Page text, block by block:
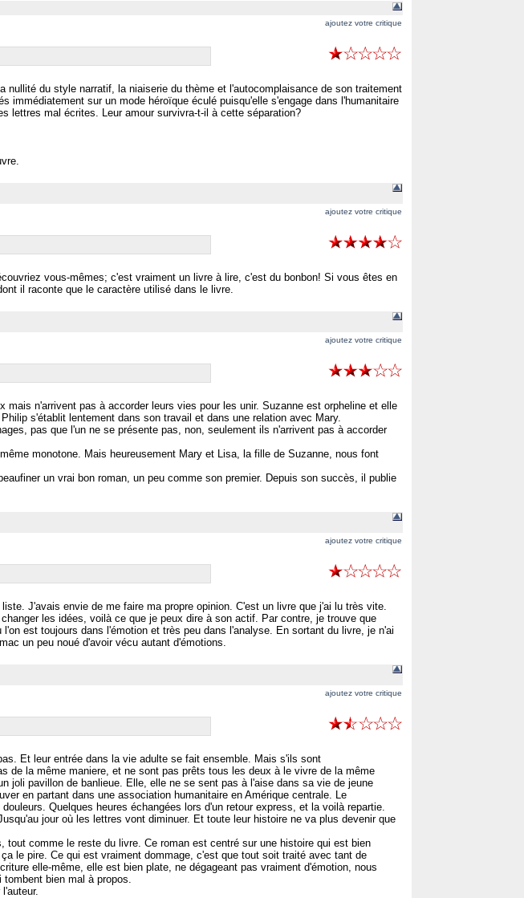
ajoutez votre critique
du style narratif, la niaiserie du thème et l'autocomplaisance de son traitement
sur un mode héroïque éculé puisqu'elle s'engage dans l'humanitaire
lettres mal écrites. Leur amour survivra-t-il à cette séparation?
ajoutez votre critique
vous-mêmes; c'est vraiment un livre à lire, c'est du bonbon! Si vous êtes en
il raconte que le caractère utilisé dans le livre.
ajoutez votre critique
n'arrivent pas à accorder leurs vies pour les unir. Suzanne est orpheline et elle
s'établit lentement dans son travail et dans une relation avec Mary.
pas que l'un ne se présente pas, non, seulement ils n'arrivent pas à accorder
monotone. Mais heureusement Mary et Lisa, la fille de Suzanne, nous font
un vrai bon roman, un peu comme son premier. Depuis son succès, il publie
ajoutez votre critique
J'avais envie de me faire ma propre opinion. C'est un livre que j'ai lu très vite.
les idées, voilà ce que je peux dire à son actif. Par contre, je trouve que
est toujours dans l'émotion et très peu dans l'analyse. En sortant du livre, je n'ai
un peu noué d'avoir vécu autant d'émotions.
ajoutez votre critique
Et leur entrée dans la vie adulte se fait ensemble. Mais s'ils sont
de la même maniere, et ne sont pas prêts tous les deux à le vivre de la même
joli pavillon de banlieue. Elle, elle ne se sent pas à l'aise dans sa vie de jeune
en partant dans une association humanitaire en Amérique centrale. Le
Quelques heures échangées lors d'un retour express, et la voilà repartie.
jour où les lettres vont diminuer. Et toute leur histoire ne va plus devenir que
comme le reste du livre. Ce roman est centré sur une histoire qui est bien
le pire. Ce qui est vraiment dommage, c'est que tout soit traité avec tant de
elle-même, elle est bien plate, ne dégageant pas vraiment d'émotion, nous
bien mal à propos.